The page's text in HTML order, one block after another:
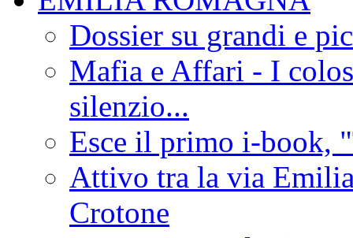
Dossier su grandi e
Mafia e Affari - I
silenzio...
Esce il primo i-book,
Attivo tra la via
Crotone